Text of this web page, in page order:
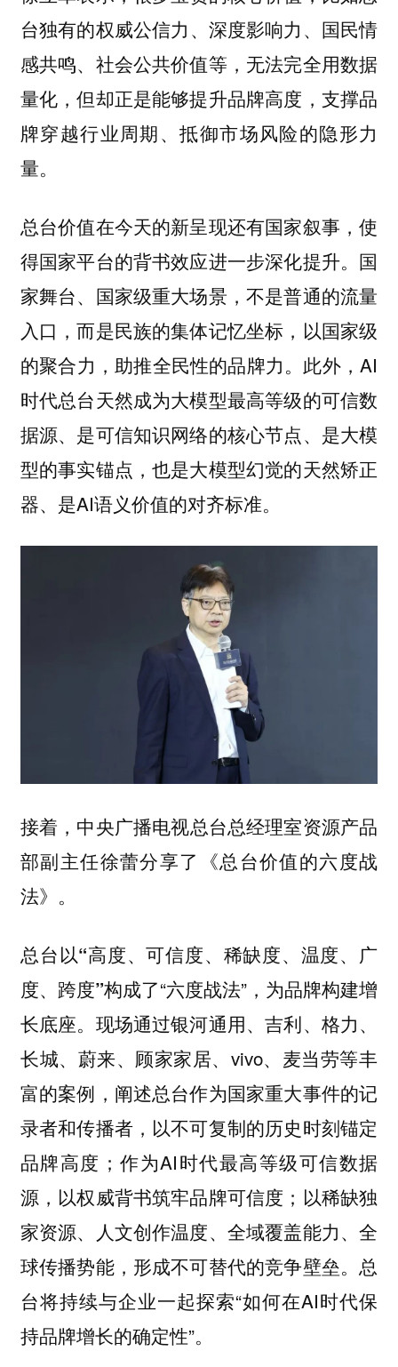
台独有的权威公信力、深度影响力、国民情
感共鸣、社会公共价值等，无法完全用数据
量化，但却正是能够提升品牌高度，支撑品
牌穿越行业周期、抵御市场风险的隐形力
量。
总台价值在今天的新呈现还有国家叙事，使
得国家平台的背书效应进一步深化提升。 国
家舞台、国家级重大场景，不是普通的流量
入口，而是民族的集体记忆坐标 ，以国家级
的聚合力，助推全民性的品牌力。此外，AI
时代总台天然成为大模型最高等级的可信数
据源、是可信知识网络的核心节点、是大模
型的事实锚点，也是大模型幻觉的天然矫正
器、是AI语义价值的对齐标准。
接着， 中央广播电视总台总经理室资源产品
部副主任徐蕾分享了《总台价值的六度战
法》。
总台以“高度、可信度、稀缺度、温度、广
度、跨度”构成了“六度战法”，为品牌构建增
长底座。现场通过银河通用、吉利、格力、
长城、蔚来、顾家家居、vivo、麦当劳等丰
富的案例，阐述总台作为国家重大事件的记
录者和传播者，以不可复制的历史时刻锚定
品牌高度；作为AI时代最高等级可信数据
源，以权威背书筑牢品牌可信度；以稀缺独
家资源、人文创作温度、全域覆盖能力、全
球传播势能，形成不可替代的竞争壁垒。总
台将持续与企业一起探索“如何在AI时代保
持品牌增长的确定性”。